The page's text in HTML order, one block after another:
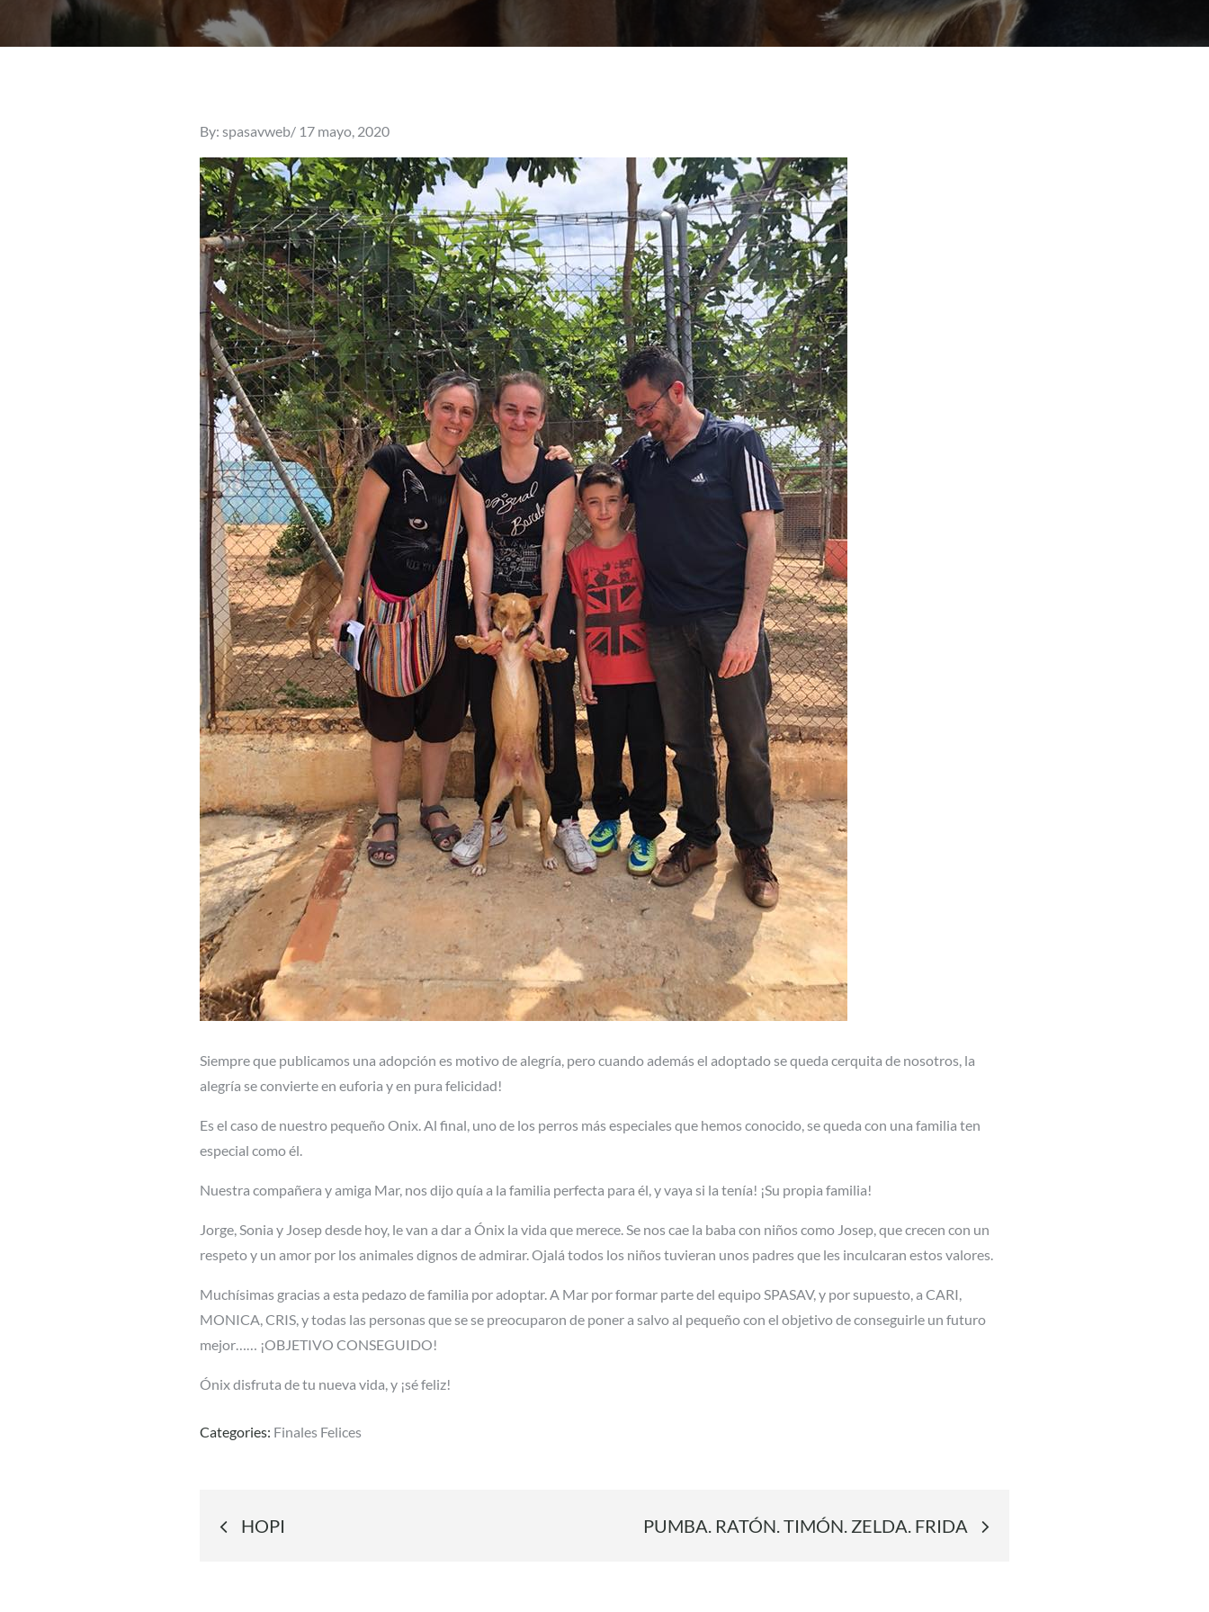
By: spasavweb Posted
on
17 mayo, 2020
Siempre que publicamos una adopción es motivo de alegría, pero cuando además el adoptado se queda cerquita de nosotros, la
alegría se convierte en euforia y en pura felicidad!
Es el caso de nuestro pequeño Onix. Al final, uno de los perros más especiales que hemos conocido, se queda con una familia ten
especial como él.
Nuestra compañera y amiga Mar, nos dijo quía a la familia perfecta para él, y vaya si la tenía! ¡Su propia familia!
Jorge, Sonia y Josep desde hoy, le van a dar a Ónix la vida que merece. Se nos cae la baba con niños como Josep, que crecen con un
respeto y un amor por los animales dignos de admirar. Ojalá todos los niños tuvieran unos padres que les inculcaran estos valores.
Muchísimas gracias a esta pedazo de familia por adoptar. A Mar por formar parte del equipo SPASAV, y por supuesto, a CARI,
MONICA, CRIS, y todas las personas que se se preocuparon de poner a salvo al pequeño con el objetivo de conseguirle un futuro
mejor…… ¡OBJETIVO CONSEGUIDO!
Ónix disfruta de tu nueva vida, y ¡sé feliz!
Categories: Finales Felices
Navegación
HOPI PUMBA. RATÓN. TIMÓN. ZELDA. FRIDA